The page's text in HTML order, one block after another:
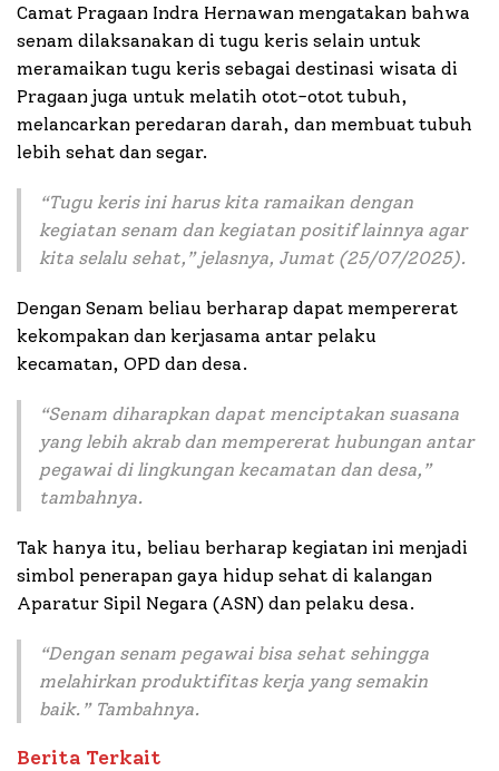
Camat Pragaan Indra Hernawan mengatakan bahwa
senam dilaksanakan di tugu keris selain untuk
meramaikan tugu keris sebagai destinasi wisata di
Pragaan juga untuk melatih otot-otot tubuh,
melancarkan peredaran darah, dan membuat tubuh
lebih sehat dan segar.
“Tugu keris ini harus kita ramaikan dengan
kegiatan senam dan kegiatan positif lainnya agar
kita selalu sehat,” jelasnya, Jumat (25/07/2025).
Dengan Senam beliau berharap dapat mempererat
kekompakan dan kerjasama antar pelaku
kecamatan, OPD dan desa.
“Senam diharapkan dapat menciptakan suasana
yang lebih akrab dan mempererat hubungan antar
pegawai di lingkungan kecamatan dan desa,”
tambahnya.
Tak hanya itu, beliau berharap kegiatan ini menjadi
simbol penerapan gaya hidup sehat di kalangan
Aparatur Sipil Negara (ASN) dan pelaku desa.
“Dengan senam pegawai bisa sehat sehingga
melahirkan produktifitas kerja yang semakin
baik.” Tambahnya.
Berita Terkait